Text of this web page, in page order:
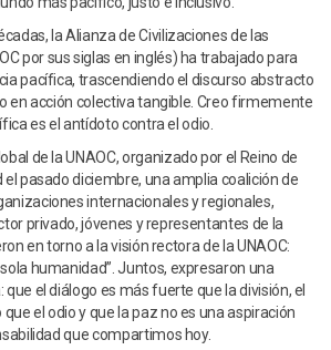
la Alianza de Civilizaciones de las
por sus siglas en inglés) ha trabajado para
pacífica, trascendiendo el discurso abstracto
en acción colectiva tangible. Creo firmemente
es el antídoto contra el odio.
de la UNAOC, organizado por el Reino de
pasado diciembre, una amplia coalición de
internacionales y regionales,
privado, jóvenes y representantes de la
en torno a la visión rectora de la UNAOC:
humanidad”. Juntos, expresaron una
el diálogo es más fuerte que la división, el
el odio y que la paz no es una aspiración
que compartimos hoy.